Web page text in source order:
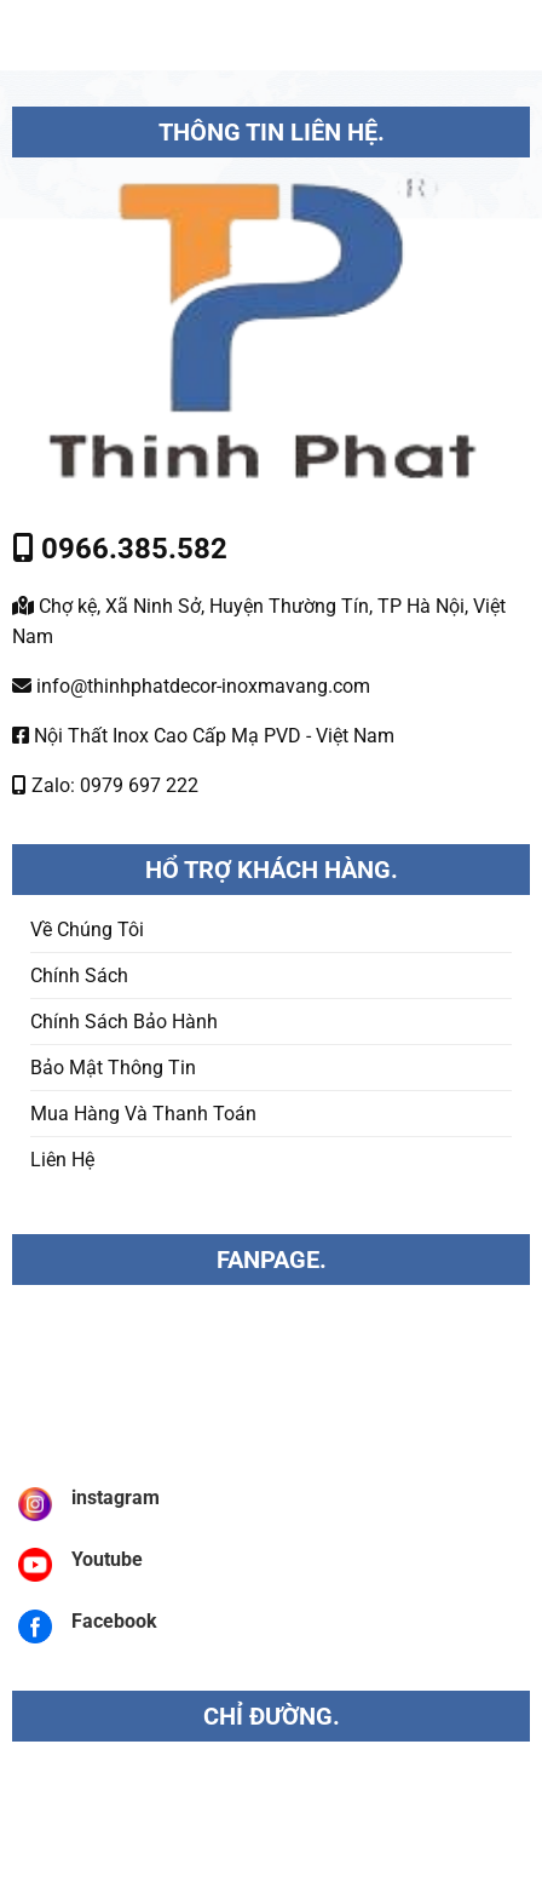
THÔNG TIN LIÊN HỆ.
0966.385.582
Chợ kệ, Xã Ninh Sở, Huyện Thường Tín, TP Hà Nội, Việt
Nam
info@thinhphatdecor-inoxmavang.com
Nội Thất Inox Cao Cấp Mạ PVD - Việt Nam
Zalo: 0979 697 222
HỔ TRỢ KHÁCH HÀNG.
Về Chúng Tôi
Chính Sách
Chính Sách Bảo Hành
Bảo Mật Thông Tin
Mua Hàng Và Thanh Toán
Liên Hệ
FANPAGE.
instagram
Youtube
Facebook
CHỈ ĐƯỜNG.